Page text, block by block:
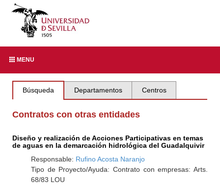
MENU
Búsqueda Departamentos Centros
Contratos con otras entidades
Diseño y realización de Acciones Participativas en temas
de aguas en la demarcación hidrológica del Guadalquivir
Responsable: Rufino Acosta Naranjo
Tipo de Proyecto/Ayuda: Contrato con empresas: Arts.
68/83 LOU